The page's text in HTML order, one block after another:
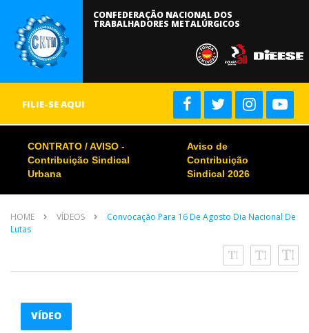
CONFEDERAÇÃO NACIONAL DOS
TRABALHADORES METALÚRGICOS
FILIE-SE AQUI
CONTRATO / AVISO -
Contribuição Sindical
Urbana
Aviso de
Contribuição
Sindical 2026
HOME VÍDEOS
Convocação Para 16 De Agosto Dia Nacional De
Lutas
VÍDEO